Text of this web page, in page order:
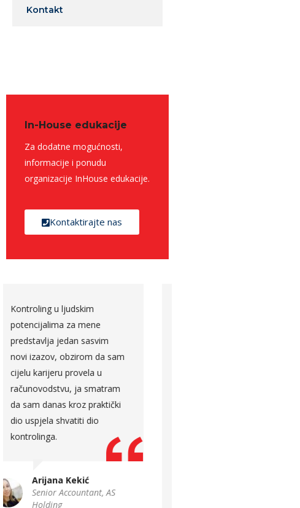
Kontakt
In-House edukacije
Za dodatne mogućnosti,
informacije i ponudu
organizacije InHouse edukacije.
Kontaktirajte nas
Predavanje koje je održao
Nenad Trajkovski zasnovano
je na pojašnjenju agilnog
pristupa upravljanju
projektima, uz osvrt na
osnovne razlike
tradicionalnog tzv. waterfall
modela i agilnog pristupa.
Predavanje je bilo jasno i
lako razumljivo, uz mnogo
poslovnih situacija sa kojim
je project manageri susreću,